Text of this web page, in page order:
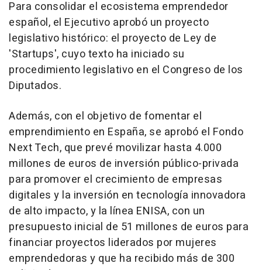
Para consolidar el ecosistema emprendedor
español, el Ejecutivo aprobó un proyecto
legislativo histórico: el proyecto de Ley de
'Startups', cuyo texto ha iniciado su
procedimiento legislativo en el Congreso de los
Diputados.
Además, con el objetivo de fomentar el
emprendimiento en España, se aprobó el Fondo
Next Tech, que prevé movilizar hasta 4.000
millones de euros de inversión público-privada
para promover el crecimiento de empresas
digitales y la inversión en tecnología innovadora
de alto impacto, y la línea ENISA, con un
presupuesto inicial de 51 millones de euros para
financiar proyectos liderados por mujeres
emprendedoras y que ha recibido más de 300